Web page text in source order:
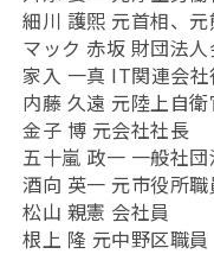
細川 護煕 元首相、
マック 赤坂 財団法人
家入 一真 IT関連会社
内藤 久遠 元陸上自衛
金子 博 元会社社長
五十嵐 政一 一般社
酒向 英一 元市役所職
松山 親憲 会社員
根上 隆 元中野区職員